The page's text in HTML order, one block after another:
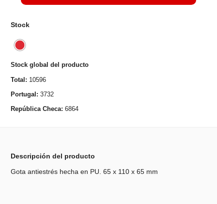
Stock
Stock global del producto
Total: 10596
Portugal: 3732
República Checa: 6864
Descripción del producto
Gota antiestrés hecha en PU. 65 x 110 x 65 mm